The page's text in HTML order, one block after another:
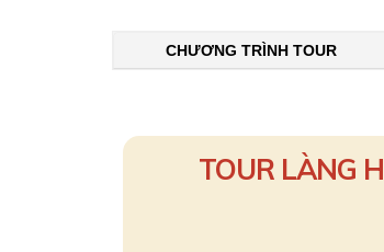
CHƯƠNG TRÌNH TOUR
TOUR LÀNG